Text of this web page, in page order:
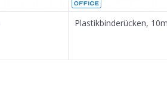
Plastikbinderücken,